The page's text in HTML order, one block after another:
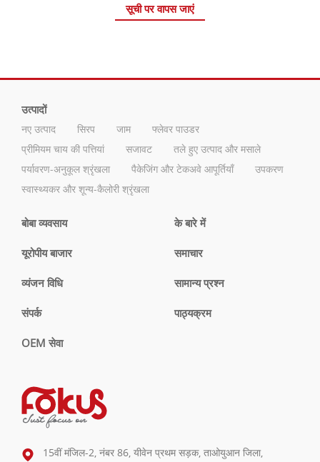
सूची पर वापस जाएं
उत्पादों
नए उत्पाद सिरप जाम
फ्लेवर पाउडर
प्रीमियम चाय की पत्तियां
सजावट
तले हुए उत्पाद और मसाले
पर्यावरण-अनुकूल श्रृंखला
पैकेजिंग और टेकअवे आपूर्तियाँ
उपकरण
स्वास्थ्यकर और शून्य-कैलोरी श्रृंखला
बोबा व्यवसाय के बारे में
यूरोपीय बाजार समाचार
व्यंजन विधि सामान्य प्रश्न
संपर्क पाठ्यक्रम
OEM सेवा
15वीं मंजिल-2, नंबर 86, यीवेन प्रथम सड़क, ताओयुआन जिला,